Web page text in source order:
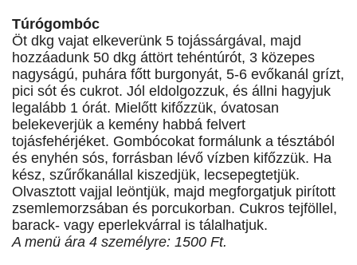
Túrógombóc
Öt dkg vajat elkeverünk 5 tojássárgával, majd
hozzáadunk 50 dkg áttört tehéntúrót, 3 közepes
nagyságú, puhára főtt burgonyát, 5-6 evőkanál grízt,
pici sót és cukrot. Jól eldolgozzuk, és állni hagyjuk
legalább 1 órát. Mielőtt kifőzzük, óvatosan
belekeverjük a kemény habbá felvert
tojásfehérjéket. Gombócokat formálunk a tésztából
és enyhén sós, forrásban lévő vízben kifőzzük. Ha
kész, szűrőkanállal kiszedjük, lecsepegtetjük.
Olvasztott vajjal leöntjük, majd megforgatjuk pirított
zsemlemorzsában és porcukorban. Cukros tejföllel,
barack- vagy eperlekvárral is tálalhatjuk.
A menü ára 4 személyre: 1500 Ft.